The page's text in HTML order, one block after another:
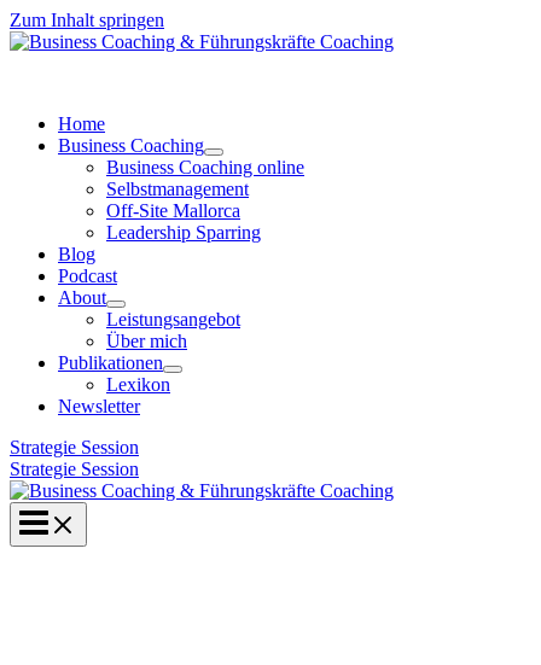
Zum Inhalt springen
Home
Business Coaching
Business Coaching online
Selbstmanagement
Off-Site Mallorca
Leadership Sparring
Blog
Podcast
About
Leistungsangebot
Über mich
Publikationen
Lexikon
Newsletter
Strategie Session
Strategie Session